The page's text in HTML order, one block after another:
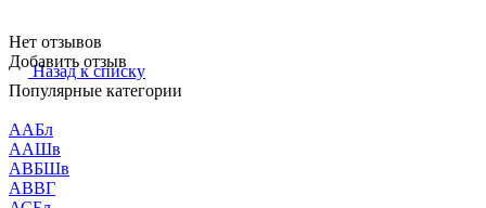
Нет отзывов
Добавить отзыв
Назад к списку
Популярные категории
ААБл
ААШв
АВБШв
АВВГ